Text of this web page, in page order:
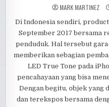
MARK MARTINEZ
Di Indonesia sendiri,
September 2017 bersama
penduduk. Hal tersebut
memberikan sebagian
LED True Tone pada
pencahayaan yang bisa
Dengan begitu, objek yang
dan terekspos bersama